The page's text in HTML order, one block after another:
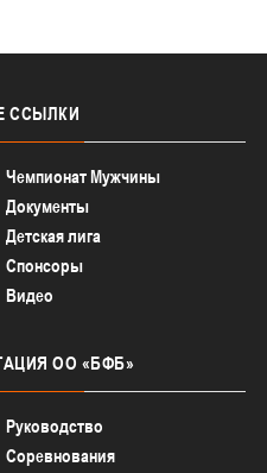
ССЫЛКИ
Чемпионат Мужчины
Документы
Детская лига
Спонсоры
Видео
ОО «БФБ»
Руководство
Соревнования